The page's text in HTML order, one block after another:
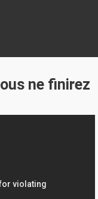
ne finirez